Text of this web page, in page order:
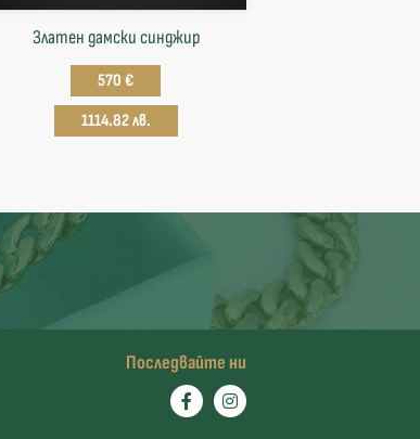
Златен дамски синджир
570 €
1114.82 лв.
Последвайте ни